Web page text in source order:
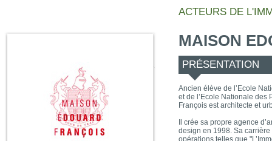
ACTEURS DE
MAISON
PRÉSENTATION
Ancien élève de l’Ecole
et de l’Ecole Nationale des
François est architecte et
Il crée sa propre agence
design en 1998. Sa
opérations telles que